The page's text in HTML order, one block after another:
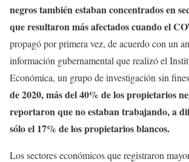
negros también estaban concentrados en
que resultaron más afectados cuando el
propagó por primera vez, de acuerdo con un
información gubernamental que realizó el
Económica, un grupo de investigación sin
de 2020, más del 40% de los propietarios
reportaron que no estaban trabajando, a
sólo el 17% de los propietarios blancos.
Los sectores económicos que registraron